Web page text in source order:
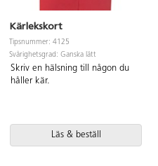
Kärlekskort
Tipsnummer: 4125
Svårighetsgrad: Ganska lätt
Skriv en hälsning till någon du
håller kär.
Läs & beställ